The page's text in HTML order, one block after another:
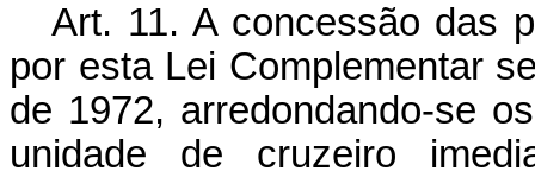
Art. 11. A concessão das
por esta Lei Complementar
de 1972, arredondando-se
unidade de cruzeiro